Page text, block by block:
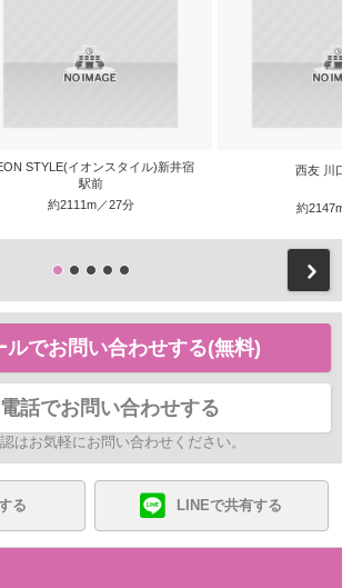
STYLE(イオンスタイル)新井宿
駅前
約2111m／27分
西友 川
約
ルでお問い合わせする(無料)
電話でお問い合わせする
はお気軽にお問い合わせください。
る LINEで共有する